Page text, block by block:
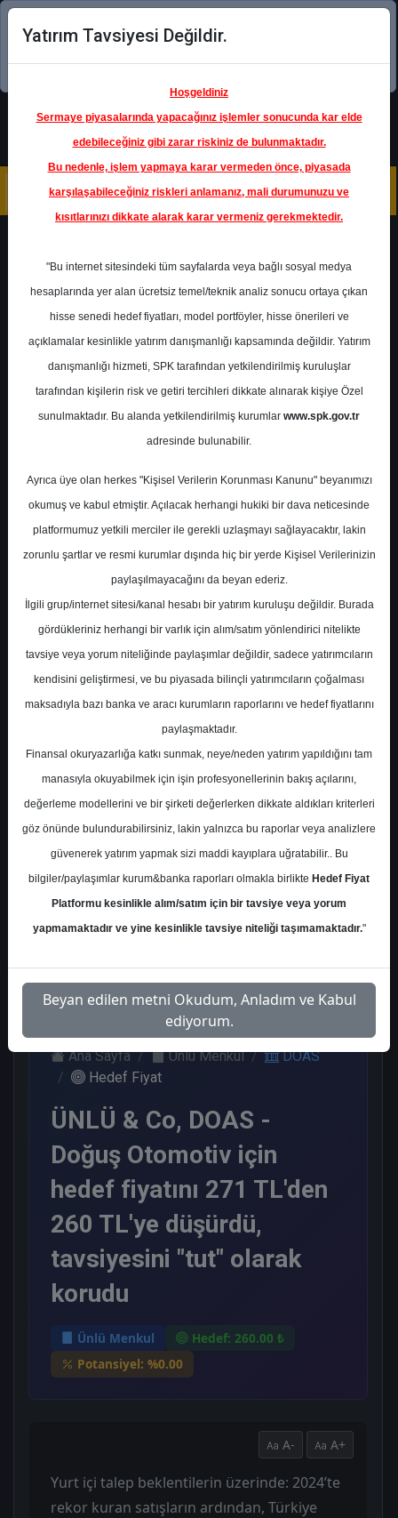
Şimdi uygulamayı indirin!
DOAS- DOĞUŞ OTOMOTİV
SERVİS VE TİCARET A.Ş.
Hedef Fiyat 260.00 ₺
Getiri
%0.00
0 3
En Yüksek Tahmin
Ortalama Fiyat Tahmini
Ortalama Getiri Potansiyeli
Kurum Sayısı
14
5 6
Paralel
Get.
1
Üstü Get.
2
Çarşamba, 25 Haziran 2025
Ana Sayfa Ünlü Menkul
DOAS
Hedef Fiyat
ÜNLÜ & Co, DOAS -
Doğuş Otomotiv için
hedef fiyatını 271 TL'den
260 TL'ye düşürdü,
tavsiyesini "tut" olarak
korudu
Ünlü Menkul
Hedef: 260.00 ₺
Potansiyel: %0.00
A- A+
Yurt içi talep beklentilerin üzerinde: 2024’te
rekor kuran satışların ardından, Türkiye
Yatırım Tavsiyesi Değildir.
Hoşgeldiniz
Sermaye piyasalarında yapacağınız işlemler sonucunda kar elde
edebileceğiniz gibi zarar riskiniz de bulunmaktadır.
Bu nedenle, işlem yapmaya karar vermeden önce, piyasada
karşılaşabileceğiniz riskleri anlamanız, mali durumunuzu ve
kısıtlarınızı dikkate alarak karar vermeniz gerekmektedir.
"Bu internet sitesindeki tüm sayfalarda veya bağlı sosyal medya
hesaplarında yer alan ücretsiz temel/teknik analiz sonucu ortaya çıkan
hisse senedi hedef fiyatları, model portföyler, hisse önerileri ve
açıklamalar kesinlikle yatırım danışmanlığı kapsamında değildir. Yatırım
danışmanlığı hizmeti, SPK tarafından yetkilendirilmiş kuruluşlar
tarafından kişilerin risk ve getiri tercihleri dikkate alınarak kişiye Özel
sunulmaktadır. Bu alanda yetkilendirilmiş kurumlar www.spk.gov.tr
adresinde bulunabilir.
Ayrıca üye olan herkes "Kişisel Verilerin Korunması Kanunu" beyanımızı
okumuş ve kabul etmiştir. Açılacak herhangi hukiki bir dava neticesinde
platformumuz yetkili merciler ile gerekli uzlaşmayı sağlayacaktır, lakin
zorunlu şartlar ve resmi kurumlar dışında hiç bir yerde Kişisel Verilerinizin
paylaşılmayacağını da beyan ederiz.
İlgili grup/internet sitesi/kanal hesabı bir yatırım kuruluşu değildir. Burada
gördükleriniz herhangi bir varlık için alım/satım yönlendirici nitelikte
tavsiye veya yorum niteliğinde paylaşımlar değildir, sadece yatırımcıların
kendisini geliştirmesi, ve bu piyasada bilinçli yatırımcıların çoğalması
maksadıyla bazı banka ve aracı kurumların raporlarını ve hedef fiyatlarını
paylaşmaktadır.
Finansal okuryazarlığa katkı sunmak, neye/neden yatırım yapıldığını tam
manasıyla okuyabilmek için işin profesyonellerinin bakış açılarını,
değerleme modellerini ve bir şirketi değerlerken dikkate aldıkları kriterleri
göz önünde bulundurabilirsiniz, lakin yalnızca bu raporlar veya analizlere
güvenerek yatırım yapmak sizi maddi kayıplara uğratabilir.. Bu
bilgiler/paylaşımlar kurum&banka raporları olmakla birlikte Hedef Fiyat
Platformu kesinlikle alım/satım için bir tavsiye veya yorum
yapmamaktadır ve yine kesinlikle tavsiye niteliği taşımamaktadır."
Beyan edilen metni Okudum, Anladım ve Kabul
ediyorum.